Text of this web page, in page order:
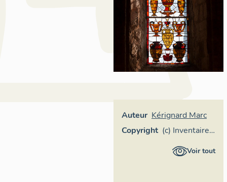
Auteur Kérignard Marc
Copyright (c) Inventaire
généralVoir tout